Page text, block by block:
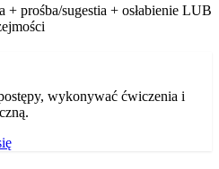
prośba/sugestia + osłabienie LUB
wykonywać ćwiczenia i